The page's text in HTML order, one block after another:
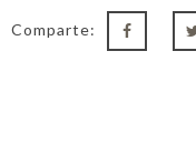
Comparte: